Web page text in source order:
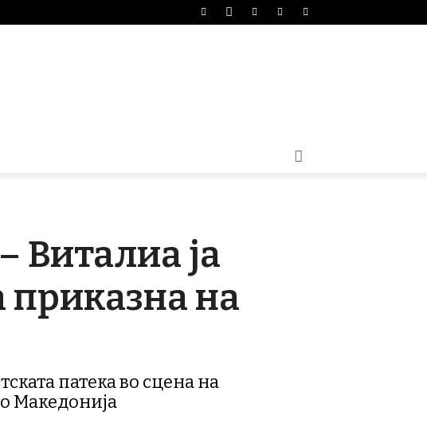
Виталиа ја
приказна на
патека во сцена на
Македонија